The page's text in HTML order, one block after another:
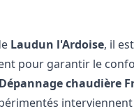
Laudun l'Ardoise, il
pour garantir le
chaudière